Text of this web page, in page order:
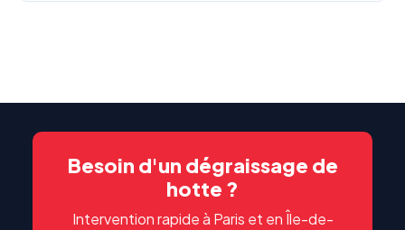
Besoin d'un dégraissage de
hotte ?
Intervention rapide à Paris et en Île-de-